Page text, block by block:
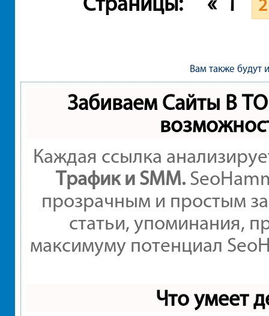
2
Вам также будут
Забиваем Сайты В
Каждая ссылка
Трафик и SMM.
прозрачным и простым
статьи, упоминания,
максимуму потенциал
Что умеет